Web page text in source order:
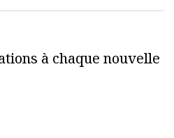
à chaque nouvelle